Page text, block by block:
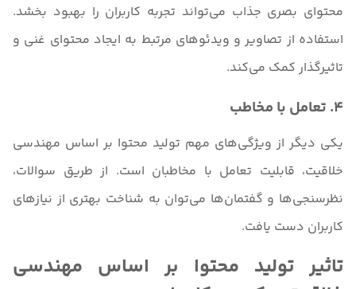
محتوای بصری جذاب می‌تواند تجربه کاربران را بهبود بخشد.
استفاده از تصاوير و ویدئوهای مرتبط به ایجاد محتوای غنی و
تاثیرگذار کمک می‌کند.
4. تعامل با مخاطب
یکی دیگر از ویژگی‌های مهم تولید محتوا بر اساس مهندسی
خلاقیت، قابلیت تعامل با مخاطبان است. از طریق سوالات،
نظرسنجی‌ها و گفتمان‌ها می‌توان به شناخت بهتری از نیازهای
کاربران دست یافت.
تاثیر تولید محتوا بر اساس مهندسی